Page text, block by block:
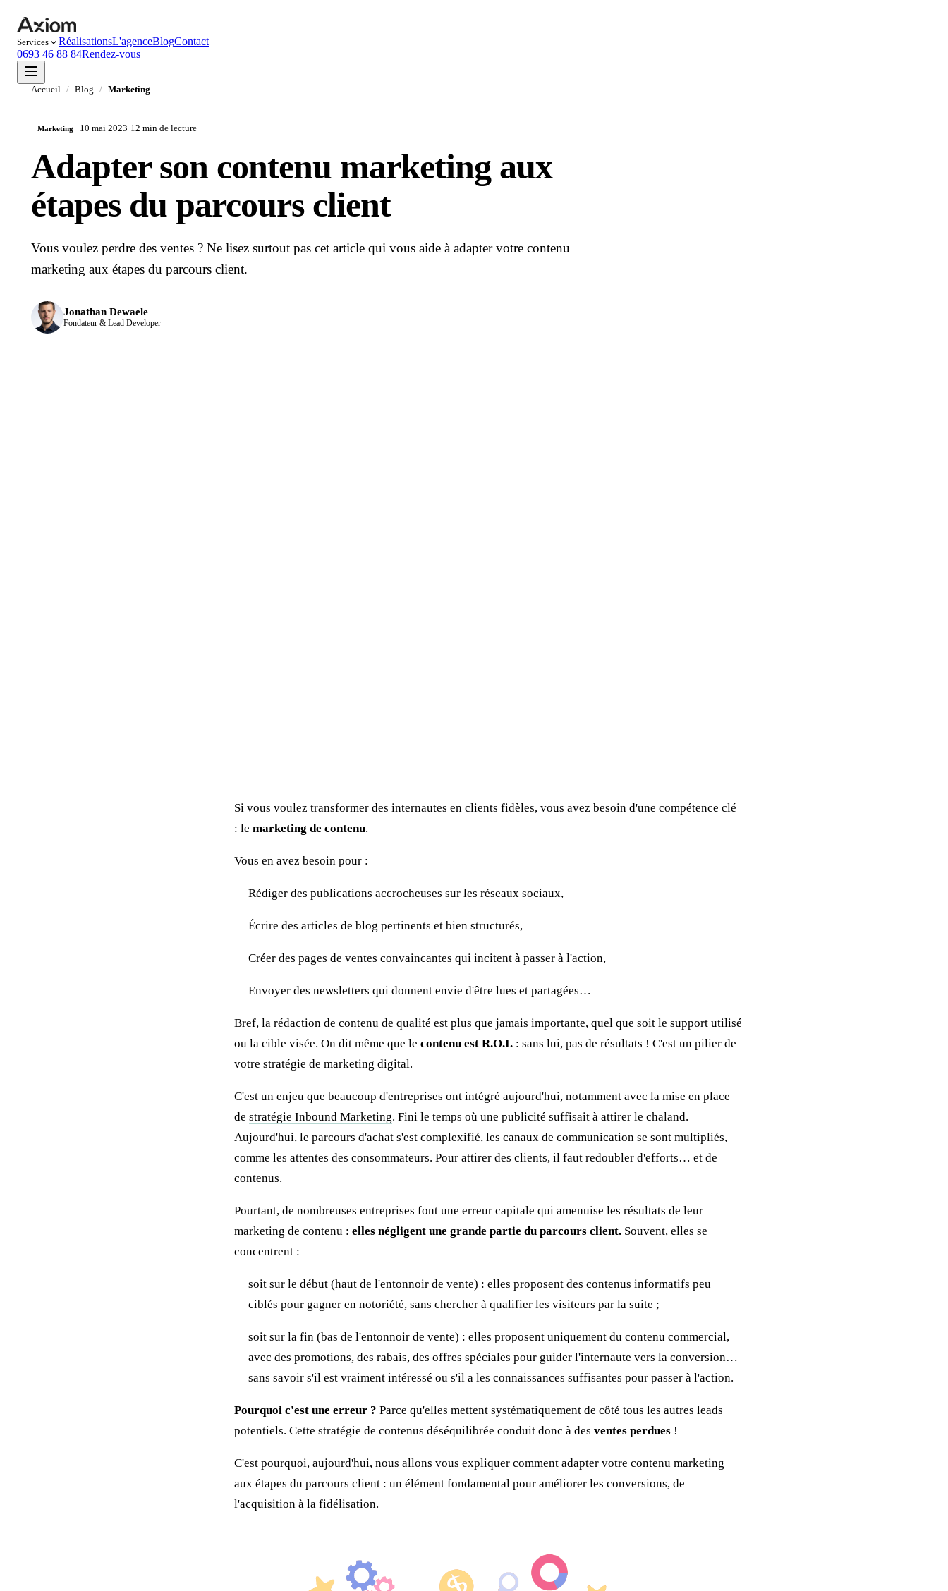
Services RéalisationsL'agenceBlogContact
0693 46 88 84Rendez-vous
Accueil / Blog / Marketing
Marketing 10 mai 2023·12 min de lecture
Adapter son contenu marketing aux
étapes du parcours client
Vous voulez perdre des ventes ? Ne lisez surtout pas cet article qui vous aide à adapter votre contenu
marketing aux étapes du parcours client.
Jonathan Dewaele
Fondateur & Lead Developer
Si vous voulez transformer des internautes en clients fidèles, vous avez besoin d'une compétence clé
: le marketing de contenu.
Vous en avez besoin pour :
Rédiger des publications accrocheuses sur les réseaux sociaux,
Écrire des articles de blog pertinents et bien structurés,
Créer des pages de ventes convaincantes qui incitent à passer à l'action,
Envoyer des newsletters qui donnent envie d'être lues et partagées…
Bref, la rédaction de contenu de qualité est plus que jamais importante, quel que soit le support utilisé
ou la cible visée. On dit même que le contenu est R.O.I. : sans lui, pas de résultats ! C'est un pilier de
votre stratégie de marketing digital.
C'est un enjeu que beaucoup d'entreprises ont intégré aujourd'hui, notamment avec la mise en place
de stratégie Inbound Marketing. Fini le temps où une publicité suffisait à attirer le chaland.
Aujourd'hui, le parcours d'achat s'est complexifié, les canaux de communication se sont multipliés,
comme les attentes des consommateurs. Pour attirer des clients, il faut redoubler d'efforts… et de
contenus.
Pourtant, de nombreuses entreprises font une erreur capitale qui amenuise les résultats de leur
marketing de contenu : elles négligent une grande partie du parcours client. Souvent, elles se
concentrent :
soit sur le début (haut de l'entonnoir de vente) : elles proposent des contenus informatifs peu
ciblés pour gagner en notoriété, sans chercher à qualifier les visiteurs par la suite ;
soit sur la fin (bas de l'entonnoir de vente) : elles proposent uniquement du contenu commercial,
avec des promotions, des rabais, des offres spéciales pour guider l'internaute vers la conversion…
sans savoir s'il est vraiment intéressé ou s'il a les connaissances suffisantes pour passer à l'action.
Pourquoi c'est une erreur ? Parce qu'elles mettent systématiquement de côté tous les autres leads
potentiels. Cette stratégie de contenus déséquilibrée conduit donc à des ventes perdues !
C'est pourquoi, aujourd'hui, nous allons vous expliquer comment adapter votre contenu marketing
aux étapes du parcours client : un élément fondamental pour améliorer les conversions, de
l'acquisition à la fidélisation.